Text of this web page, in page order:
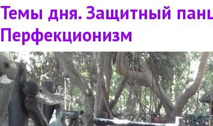
Темы дня. Защитный
Перфекционизм